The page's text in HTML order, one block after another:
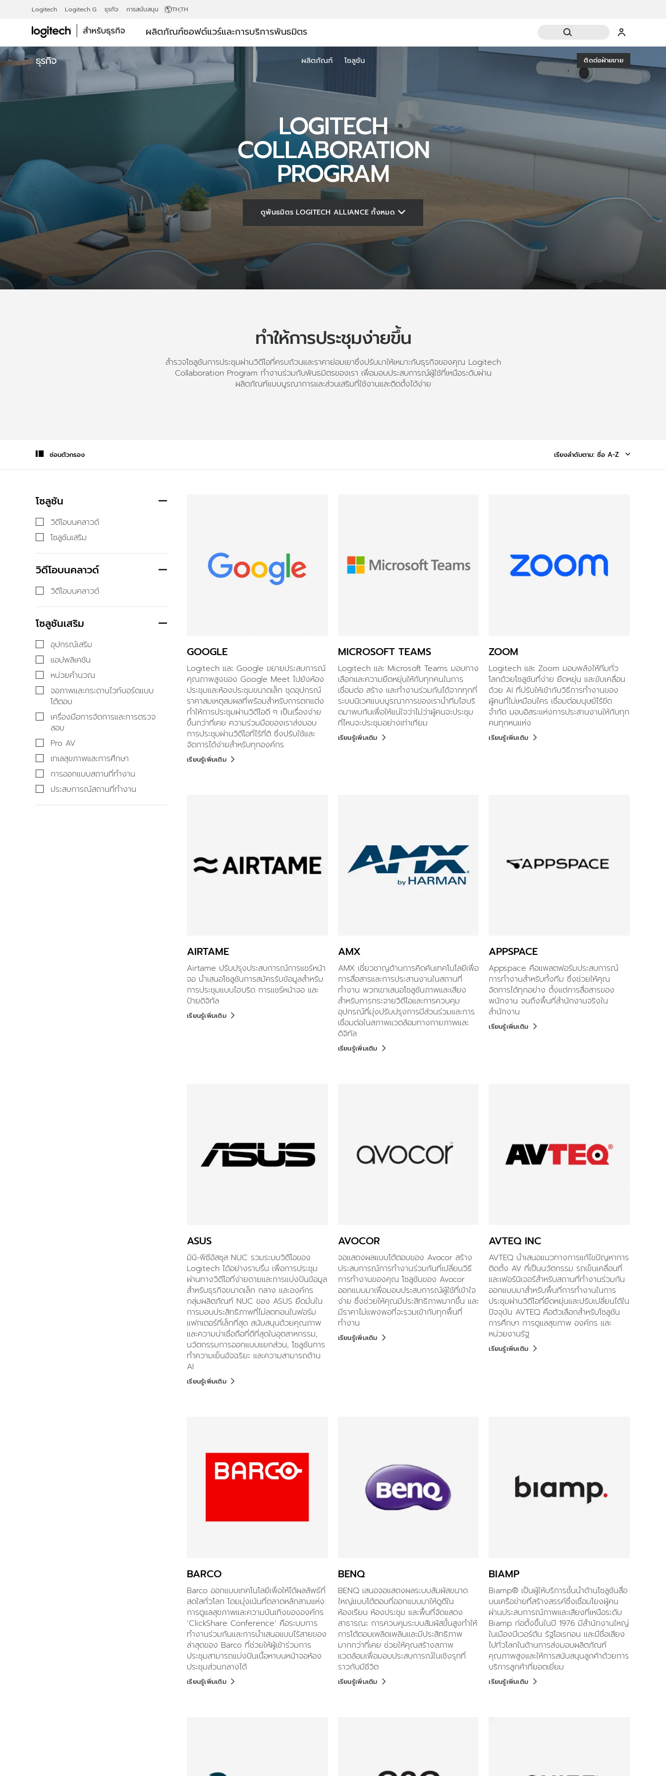
LOGITECH
COLLABORATION
PROGRAM
Logitech Logitech G ธุรกิจ การสนับสนุน TH,TH
ผลิตภัณฑ์ซอฟต์แวร์และการบริการพันธมิตร
ธุรกิจ ผลิตภัณฑ์ โซลูชัน ติดต่อฝ่ายขาย
LOGITECH
COLLABORATION
PROGRAM
ดูพันธมิตร LOGITECH ALLIANCE ทั้งหมด
ทำให้การประชุมง่ายขึ้น
สำรวจโซลูชันการประชุมผ่านวิดีโอที่ครบถ้วนและราคาย่อมเยาซึ่งปรับมาให้เหมาะกับธุรกิจของคุณ Logitech
Collaboration Program ทำงานร่วมกับพันธมิตรของเรา เพื่อมอบประสบการณ์ผู้ใช้ที่เหนือระดับผ่าน
ผลิตภัณฑ์แบบบูรณาการและส่วนเสริมที่ใช้งานและติดตั้งได้ง่าย
ซ่อนตัวกรอง เรียงลำดับตาม : ชื่อ A-Z
โซลูชัน
วิดีโอบนคลาวด์
โซลูชันเสริม
วิดีโอบนคลาวด์
วิดีโอบนคลาวด์
โซลูชันเสริม
อุปกรณ์เสริม
แอปพลิเคชัน
หน่วยคำนวณ
จอภาพและกระดานไวท์บอร์ดแบบ
โต้ตอบ
เครื่องมือการจัดการและการตรวจ
สอบ
Pro AV
เทเลสุขภาพและการศึกษา
การออกแบบสถานที่ทำงาน
ประสบการณ์สถานที่ทำงาน
GOOGLE
Logitech และ Google ขยายประสบการณ์
คุณภาพสูงของ Google Meet ไปยังห้อง
ประชุมและห้องประชุมขนาดเล็ก ชุดอุปกรณ์
ราคาสมเหตุสมผลที่พร้อมสำหรับการตกแต่ง
ทำให้การประชุมผ่านวิดีโอดี ๆ เป็นเรื่องง่าย
ขึ้นกว่าที่เคย ความร่วมมือของเราส่งมอบ
การประชุมผ่านวิดีโอที่ไร้ที่ติ ซึ่งปรับใช้และ
จัดการได้ง่ายสำหรับทุกองค์กร
เรียนรู้เพิ่มเติม
MICROSOFT TEAMS
Logitech และ Microsoft Teams มอบทาง
เลือกและความยืดหยุ่นให้กับทุกคนในการ
เชื่อมต่อ สร้าง และทำงานร่วมกันได้จากทุกที่
ระบบนิเวศแบบบูรณาการของเรานำทีมไฮบริ
ดมาพบกันเพื่อให้แน่ใจว่าไม่ว่าผู้คนจะประชุม
ที่ไหนจะประชุมอย่างเท่าเทียม
เรียนรู้เพิ่มเติม
ZOOM
Logitech และ Zoom มอบพลังให้ทีมทั่ว
โลกด้วยโซลูชันที่ง่าย ยืดหยุ่น และขับเคลื่อน
ด้วย AI ที่ปรับให้เข้ากับวิธีการทำงานของ
ผู้คนที่ไม่เหมือนใคร เชื่อมต่อมนุษย์ไร้ขีด
จำกัด มอบอิสระแห่งการประสานงานให้กับทุก
คนทุกหนแห่ง
เรียนรู้เพิ่มเติม
AIRTAME
Airtame ปรับปรุงประสบการณ์การแชร์หน้า
จอ นำเสนอโซลูชันการสมัครรับข้อมูลสำหรับ
การประชุมแบบไฮบริด การแชร์หน้าจอ และ
ป้ายดิจิทัล
เรียนรู้เพิ่มเติม
AMX
AMX เชี่ยวชาญด้านการคิดค้นเทคโนโลยีเพื่อ
การสื่อสารและการประสานงานในสถานที่
ทำงาน พวกเขาเสนอโซลูชันภาพและเสียง
สำหรับการกระจายวิดีโอและการควบคุม
อุปกรณ์ที่มุ่งปรับปรุงการมีส่วนร่วมและการ
เชื่อมต่อในสภาพแวดล้อมทางกายภาพและ
ดิจิทัล
เรียนรู้เพิ่มเติม
APPSPACE
Appspace คือแพลตฟอร์มประสบการณ์
การทำงานสำหรับทั้งทีม ซึ่งช่วยให้คุณ
จัดการได้ทุกอย่าง ตั้งแต่การสื่อสารของ
พนักงาน จนถึงพื้นที่สำนักงานจริงใน
สำนักงาน
เรียนรู้เพิ่มเติม
ASUS
มินิ-พีซีอัสซุส NUC รวมระบบวิดีโอของ
Logitech ได้อย่างราบรื่น เพื่อการประชุม
ผ่านทางวิดีโอที่ง่ายดายและการแบ่งปันข้อมูล
สำหรับธุรกิจขนาดเล็ก กลาง และองค์กร
กลุ่มผลิตภัณฑ์ NUC ของ ASUS ยึดมั่นใน
การมอบประสิทธิภาพที่ไม่ลดทอนในฟอร์ม
แฟกเตอร์ที่เล็กที่สุด สนับสนุนด้วยคุณภาพ
และความน่าเชื่อถือที่ดีที่สุดในอุตสาหกรรม,
นวัตกรรมการออกแบบแยกส่วน, โซลูชันการ
ทำความเย็นอัจฉริยะ และความสามารถด้าน
AI
เรียนรู้เพิ่มเติม
AVOCOR
จอแสดงผลแบบโต้ตอบของ Avocor สร้าง
ประสบการณ์การทำงานร่วมกันที่เปลี่ยนวิธี
การทำงานของคุณ โซลูชันของ Avocor
ออกแบบมาเพื่อมอบประสบการณ์ผู้ใช้ที่เข้าใจ
ง่าย ซึ่งช่วยให้คุณมีประสิทธิภาพมากขึ้น และ
มีราคาไม่แพงพอที่จะรวมเข้ากับทุกพื้นที่
ทำงาน
เรียนรู้เพิ่มเติม
AVTEQ INC
AVTEQ นำเสนอแนวทางการแก้ไขปัญหาการ
ติดตั้ง AV ที่เป็นนวัตกรรม รถเข็นเคลื่อนที่
และเฟอร์นิเจอร์สำหรับสถานที่ทำงานร่วมกัน
ออกแบบมาสำหรับพื้นที่การทำงานในการ
ประชุมผ่านวิดีโอที่ยืดหยุ่นและปรับเปลี่ยนได้ใน
ปัจจุบัน AVTEQ คือตัวเลือกสำหรับโซลูชัน
การศึกษา การดูแลสุขภาพ องค์กร และ
หน่วยงานรัฐ
เรียนรู้เพิ่มเติม
BARCO
Barco ออกแบบเทคโนโลยีเพื่อให้ได้ผลลัพธ์ที่
สดใสทั่วโลก โดยมุ่งเน้นที่ตลาดหลักสามแห่ง:
การดูแลสุขภาพและความบันเทิงขององค์กร
‘ClickShare Conference’ คือระบบการ
ทำงานร่วมกันและการนำเสนอแบบไร้สายของ
ล่าสุดของ Barco ที่ช่วยให้ผู้เข้าร่วมการ
ประชุมสามารถแบ่งปันเนื้อหาบนหน้าจอห้อง
ประชุมส่วนกลางได้
เรียนรู้เพิ่มเติม
BENQ
BENQ เสนอจอแสดงผลระบบสัมผัสขนาด
ใหญ่แบบโต้ตอบที่ออกแบบมาให้ดูดีใน
ห้องเรียน ห้องประชุม และพื้นที่จัดแสดง
สาธารณะ การควบคุมระบบสัมผัสขั้นสูงทำให้
การโต้ตอบเพลิดเพลินและมีประสิทธิภาพ
มากกว่าที่เคย ช่วยให้คุณสร้างสภาพ
แวดล้อมเพื่อมอบประสบการณ์ในเชิงรุกที่
ราวกับมีชีวิต
เรียนรู้เพิ่มเติม
BIAMP
Biamp® เป็นผู้ให้บริการชั้นนำด้านโซลูชันสื่อ
บนเครือข่ายที่สร้างสรรค์ซึ่งเชื่อมโยงผู้คน
ผ่านประสบการณ์ภาพและเสียงที่เหนือระดับ
Biamp ก่อตั้งขึ้นในปี 1976 มีสำนักงานใหญ่
ในเมืองบีเวอร์ตัน รัฐโอเรกอน และมีชื่อเสียง
ไปทั่วโลกในด้านการส่งมอบผลิตภัณฑ์
คุณภาพสูงและให้การสนับสนุนลูกค้าด้วยการ
บริการลูกค้าที่ยอดเยี่ยม
เรียนรู้เพิ่มเติม